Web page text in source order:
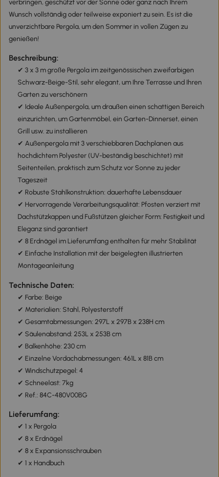
verbringen, geschützt vor der Sonne oder ganz nach Ihrem
Wunsch vollständig oder teilweise exponiert zu sein. Es ist die
unverzichtbare Pergola, um den Sommer in vollen Zügen zu
genießen!
Beschreibung:
✔ 3 x 3 m große Pergola im zeitgenössischen zweifarbigen
Schwarz-Beige-Stil, sehr elegant, um Ihre Terrasse und Ihren
Garten zu verschönern
✔ Ideale Außenpergola, um draußen einen schattigen Bereich
einzurichten, um Gartenmöbel, ein Garten-Dinnerset, einen
Grill usw. zu installieren
✔ Außenpergola mit 3 verschiebbaren Dachplanen aus
hochdichtem Polyester (UV-beständig beschichtet) mit
Seitenteilen, praktisch zum Schutz vor Sonne zu jeder
Tageszeit
✔ Robuste Stahlkonstruktion: dauerhafte Lebensdauer
✔ Hervorragende Verarbeitungsqualität: Pfosten verziert mit
Dachstützkappen und Fußstützen gleicher Form: Festigkeit und
Eleganz sind garantiert
✔ 8 Erdnägel im Lieferumfang enthalten für mehr Stabilität
✔ Einfache Installation mit der beigelegten illustrierten
Montageanleitung
Technische Daten:
✔ Farbe: Beige
✔ Materialien: Stahl, Polyesterstoff
✔ Gesamtabmessungen: 297L x 297B x 238H cm
✔ Säulenabstand: 253L x 253B cm
✔ Balkenhöhe: 230 cm
✔ Einzelne Vordachabmessungen: 461L x 81B cm
✔ Windschutzpegel: 4
✔ Schneelast: 7kg
✔ Ref.: 84C-480V00BG
Lieferumfang:
✔ 1 x Pergola
✔ 8 x Erdnägel
✔ 8 x Expansionsschrauben
✔ 1 x Handbuch